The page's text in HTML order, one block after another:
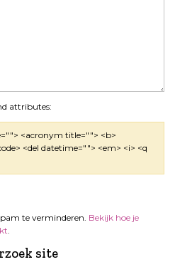
attributes:
<acronym title=""> <b>
<del datetime=""> <em> <i> <q
te verminderen. Bekijk hoe je
site